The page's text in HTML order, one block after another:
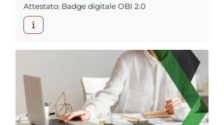
Attestato: Badge digitale OBI 2.0